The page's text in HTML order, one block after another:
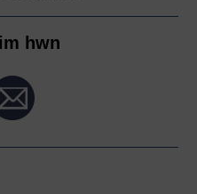
hwn